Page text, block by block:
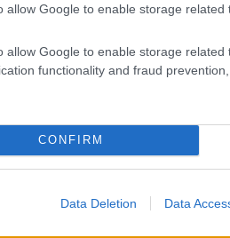
allow Google to enable storage related
allow Google to enable storage related
functionality and fraud
CONFIRM
Data Deletion Data
alkoholu,
a konzervovaných
fyzickú aktivitu.